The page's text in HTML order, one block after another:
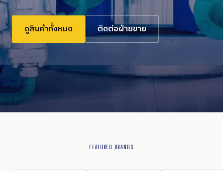
ดูสินค้าทั้งหมด ติดต่อฝ่ายขาย
FEATURED BRANDS